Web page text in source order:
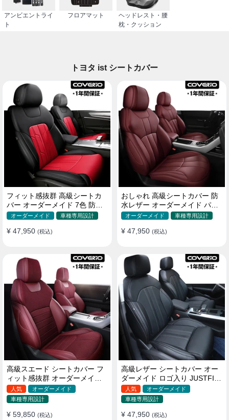
アンビエントライ
ト
フロアマット
ヘッドレスト・腰
枕・クッション
トヨタ ist シートカバー
フィット感抜群 高級シートカ
バー オーダーメイド 7色 防水
レザー おしゃれ 全席セット
オーダーメイド 車種専用設計
¥ 47,950 (税込)
おしゃれ 高級シートカバー 防
水レザー オーダーメイド パン
チング加工 9色 全席セット
オーダーメイド 車種専用設計
¥ 47,950 (税込)
高級スエード シートカバー フ
ィット感抜群 オーダーメイド
耐久性 オシャレ 全席セット
人気
オーダーメイド
車種専用設計
¥ 59,850 (税込)
高級レザー シートカバー オー
ダーメイド ロゴ入り JUSTFIT
保証 耐摩耗性 全席セット
人気
オーダーメイド
車種専用設計
¥ 47,950 (税込)